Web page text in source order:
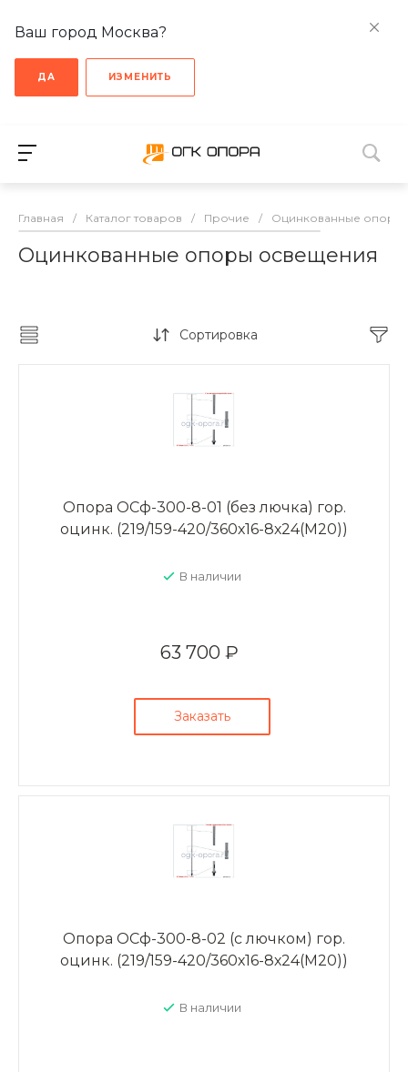
Ваш город Москва?
ДА ИЗМЕНИТЬ
Главная / Каталог товаров / Прочие / Оцинкованные опоры
Оцинкованные опоры освещения
Сортировка
Опора ОСф-300-8-01 (без лючка) гор.
оцинк. (219/159-420/360х16-8х24(М20))
В наличии
63 700 ₽
Заказать
Опора ОСф-300-8-02 (с лючком) гор.
оцинк. (219/159-420/360х16-8х24(М20))
В наличии